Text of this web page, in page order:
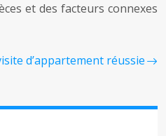
et des facteurs connexes
d’appartement réussie